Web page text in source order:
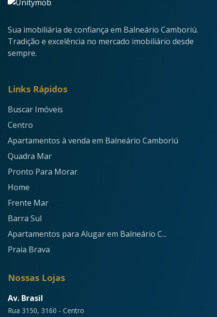
Sua imobiliária de confiança em Balneário Camboriú.
Tradição e excelência no mercado imobiliário desde
sempre.
Links Rápidos
Buscar Imóveis
Centro
Apartamentos à venda em Balneário Camboriú
Quadra Mar
Pronto Para Morar
Home
Frente Mar
Barra Sul
Apartamentos para Alugar em Balneário C...
Praia Brava
Nossas Lojas
Av. Brasil
Rua 3150, 3160 - Centro